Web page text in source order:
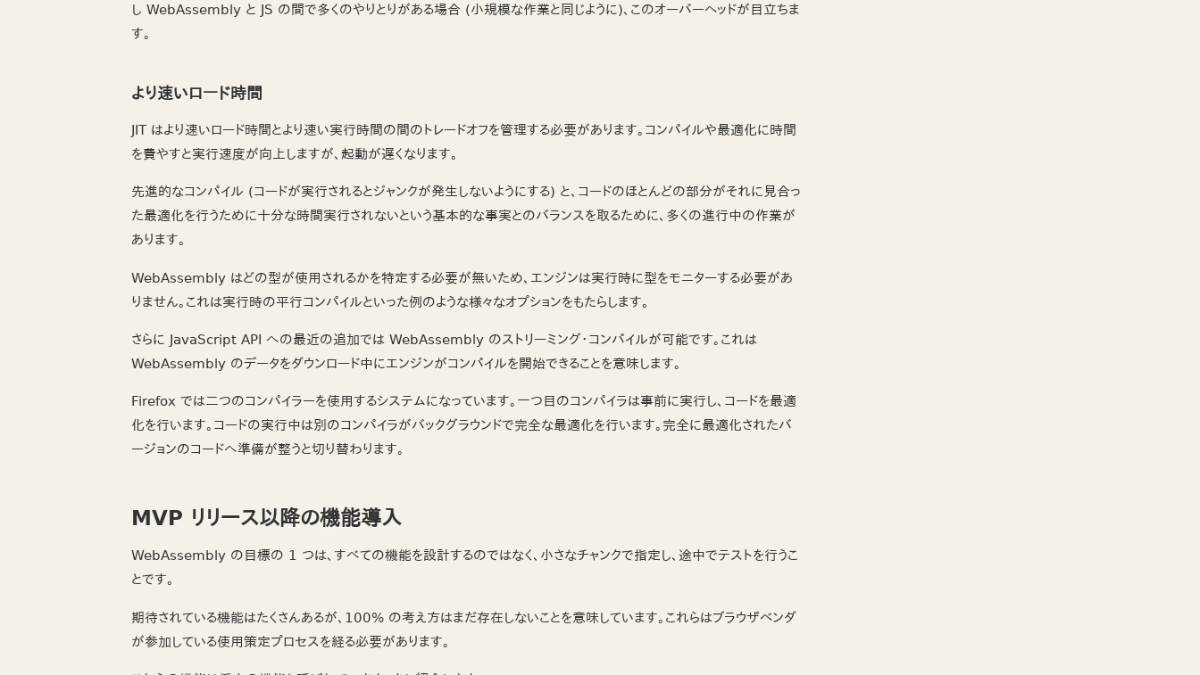
し WebAssembly と JS の間で多くのやりとりがある場合 (小規模な作業と同じように)、このオーバーヘッドが目立ちま
す。
より速いロード時間
JIT はより速いロード時間とより速い実行時間の間のトレードオフを管理する必要があります。コンパイルや最適化に時間
を費やすと実行速度が向上しますが、起動が遅くなります。
先進的なコンパイル (コードが実行されるとジャンクが発生しないようにする) と、コードのほとんどの部分がそれに見合っ
た最適化を行うために十分な時間実行されないという基本的な事実とのバランスを取るために、多くの進行中の作業が
あります。
WebAssembly はどの型が使用されるかを特定する必要が無いため、エンジンは実行時に型をモニターする必要があ
りません。これは実行時の平行コンパイルといった例のような様々なオプションをもたらします。
さらに JavaScript API への最近の追加では WebAssembly のストリーミング・コンパイルが可能です。これは
WebAssembly のデータをダウンロード中にエンジンがコンパイルを開始できることを意味します。
Firefox では二つのコンパイラーを使用するシステムになっています。一つ目のコンパイラは事前に実行し、コードを最適
化を行います。コードの実行中は別のコンパイラがバックグラウンドで完全な最適化を行います。完全に最適化されたバ
ージョンのコードへ準備が整うと切り替わります。
MVP リリース以降の機能導入
WebAssembly の目標の 1 つは、すべての機能を設計するのではなく、小さなチャンクで指定し、途中でテストを行うこ
とです。
期待されている機能はたくさんあるが、100% の考え方はまだ存在しないことを意味しています。これらはブラウザベンダ
が参加している使用策定プロセスを経る必要があります。